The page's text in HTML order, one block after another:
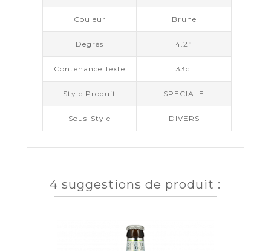
Couleur Brune
Degrés 4.2°
Contenance Texte 33cl
Style Produit SPECIALE
Sous-Style DIVERS
4 suggestions de produit :